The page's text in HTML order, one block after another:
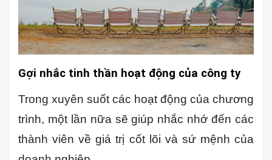
Gợi nhắc tinh thần hoạt động của công ty
Trong xuyên suốt các hoạt động của chương
trình, một lần nữa sẽ giúp nhắc nhớ đến các
thành viên về giá trị cốt lõi và sứ mệnh của